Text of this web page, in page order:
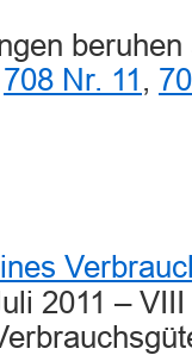
708 Nr. 11 ,
2011 –